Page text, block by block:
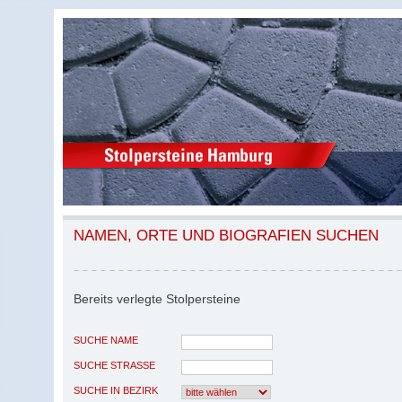
NAMEN, ORTE UND BIOGRAFIEN SUCHEN
Bereits verlegte Stolpersteine
SUCHE NAME
SUCHE STRASSE
SUCHE IN BEZIRK